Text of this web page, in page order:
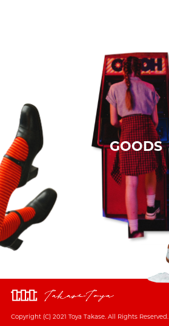
GOODS
Copyright (C) 2021 Toya Takase. All Rights Reserved.